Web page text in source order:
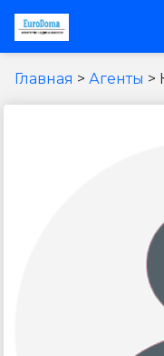
Главная > Агенты >